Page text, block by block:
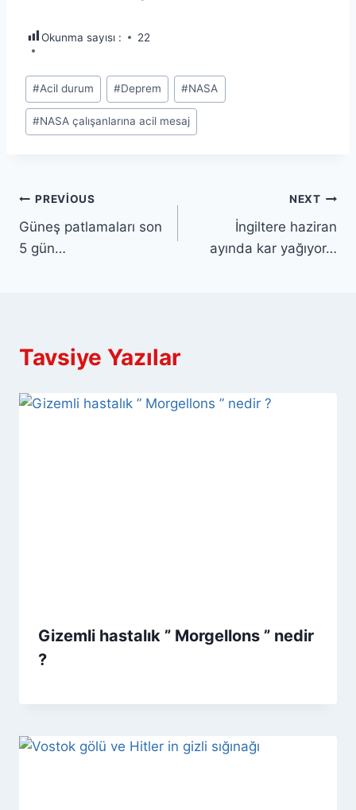
Okunma sayısı : 22
Post
Tags:
#Acil durum #Deprem #NASA
#NASA çalışanlarına acil mesaj
Yazı
gezinmesi
PREVIOUS
Güneş patlamaları son
5 gün…
NEXT
İngiltere haziran
ayında kar yağıyor…
Tavsiye Yazılar
Gizemli hastalık ” Morgellons ” nedir
?